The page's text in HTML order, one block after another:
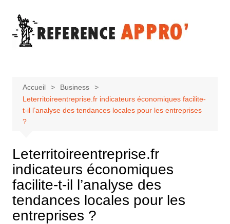
contenu
Accueil
Business
Leterritoireentreprise.fr indicateurs économiques facilite-
t-il l’analyse des tendances locales pour les entreprises
?
Leterritoireentreprise.fr
indicateurs économiques
facilite-t-il l’analyse des
tendances locales pour les
entreprises ?